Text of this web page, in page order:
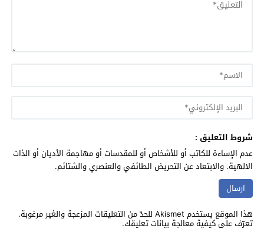
شروط التعليق :
عدم الإساءة للكاتب أو للأشخاص أو للمقدسات أو مهاجمة الأديان أو الذات
الالهية. والابتعاد عن التحريض الطائفي والعنصري والشتائم.
هذا الموقع يستخدم Akismet للحدّ من التعليقات المزعجة والغير مرغوبة.
تعرّف على كيفية معالجة بيانات تعليقك.